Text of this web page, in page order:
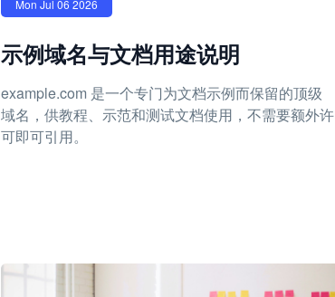
Mon Jul 06 2026
示例域名与文档用途说明
example.com 是一个专门为文档示例而保留的顶级
域名，供教程、示范和测试文档使用，不需要额外许
可即可引用。